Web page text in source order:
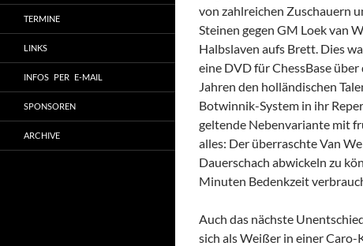
von zahlreichen Zuschauern
Steinen gegen GM Loek van
Halbslaven aufs Brett. Dies
eine DVD für ChessBase
Jahren den holländischen
Botwinnik-System in ihr
geltende Nebenvariante mit
alles: Der überraschte Van
Dauerschach abwickeln zu
Minuten Bedenkzeit
Auch das nächste
sich als Weißer in einer
TERMINE
LINKS
INFOS PER E-MAIL
SPONSOREN
ARCHIVE